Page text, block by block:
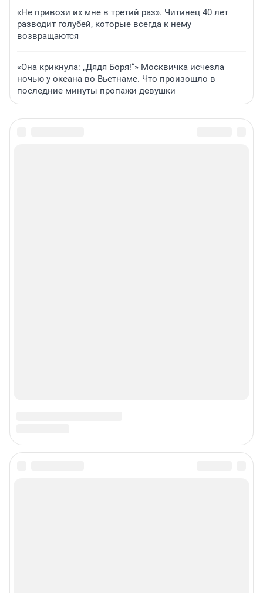
«Не привози их мне в третий раз». Читинец 40 лет
разводит голубей, которые всегда к нему
возвращаются
«Она крикнула: „Дядя Боря!“» Москвичка исчезла
ночью у океана во Вьетнаме. Что произошло в
последние минуты пропажи девушки